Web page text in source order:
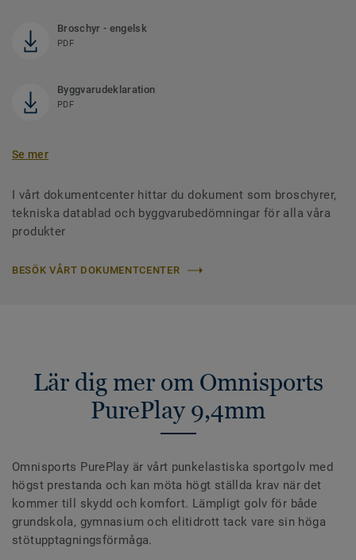
Broschyr - engelsk
PDF
Byggvarudeklaration
PDF
Se mer
I vårt dokumentcenter hittar du dokument som broschyrer,
tekniska datablad och byggvarubedömningar för alla våra
produkter
BESÖK VÅRT DOKUMENTCENTER
Lär dig mer om Omnisports
PurePlay 9,4mm
Omnisports PurePlay är vårt punkelastiska sportgolv med
högst prestanda och kan möta högt ställda krav när det
kommer till skydd och komfort. Lämpligt golv för både
grundskola, gymnasium och elitidrott tack vare sin höga
stötupptagningsförmåga.